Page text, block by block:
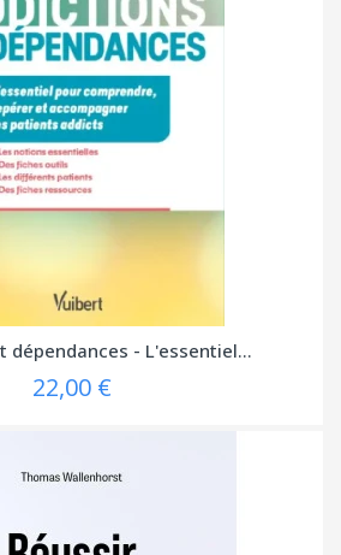
dépendances - L'essentiel...
22,00 €